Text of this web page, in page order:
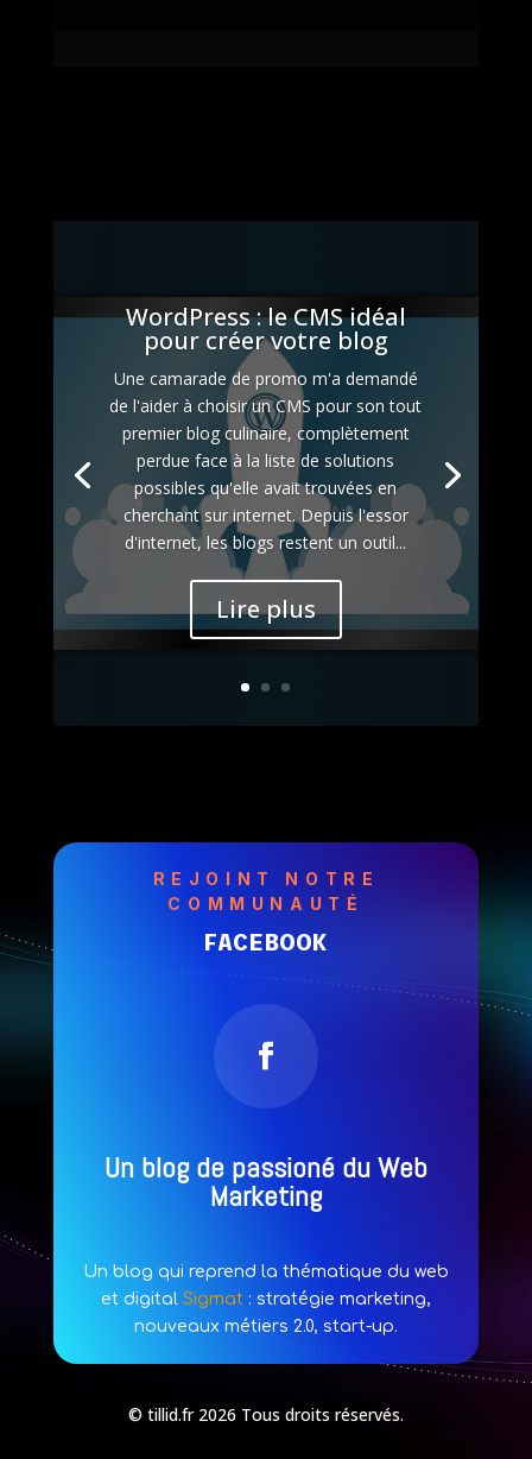
WordPress : le CMS idéal
pour créer votre blog
Une camarade de promo m'a demandé
de l'aider à choisir un CMS pour son tout
premier blog culinaire, complètement
perdue face à la liste de solutions
possibles qu'elle avait trouvées en
cherchant sur internet. Depuis l'essor
d'internet, les blogs restent un outil...
Lire plus
REJOINT NOTRE
COMMUNAUTÉ
FACEBOOK
Un blog de passioné du Web
Marketing
Un blog qui reprend la thématique du web
et digital Sigmat : stratégie marketing,
nouveaux métiers 2.0, start-up.
© tillid.fr 2026 Tous droits réservés.